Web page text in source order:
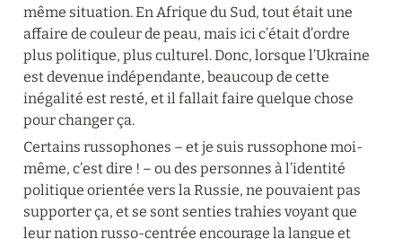
même situation. En Afrique du Sud, tout était une
affaire de couleur de peau, mais ici c’était d’ordre
plus politique, plus culturel. Donc, lorsque l’Ukraine
est devenue indépendante, beaucoup de cette
inégalité est resté, et il fallait faire quelque chose
pour changer ça.
Certains russophones – et je suis russophone moi-
même, c’est dire ! – ou des personnes à l’identité
politique orientée vers la Russie, ne pouvaient pas
supporter ça, et se sont senties trahies voyant que
leur nation russo-centrée encourage la langue et